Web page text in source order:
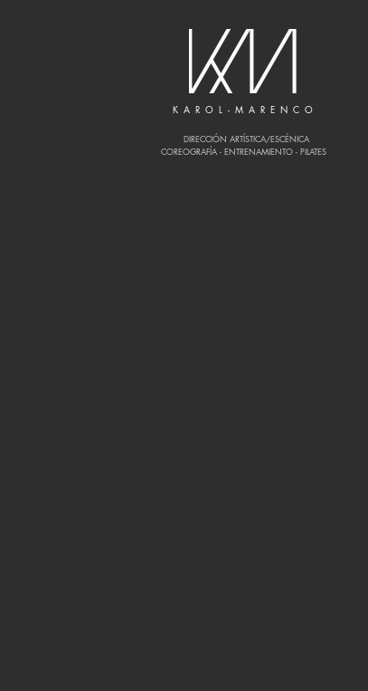
K A R O L - M A R E N C O
DIRECCIÓN ARTÍSTICA/ESCÉNICA
COREOGRAFÍA - ENTRENAMIENTO - PILATES